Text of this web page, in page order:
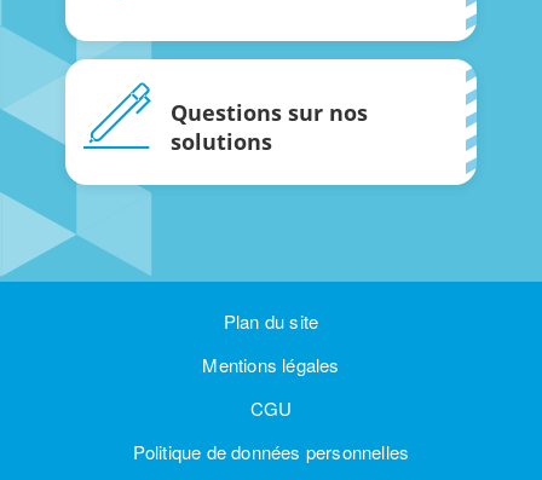
Questions sur nos
solutions
Plan du site
Mentions légales
CGU
Politique de données personnelles